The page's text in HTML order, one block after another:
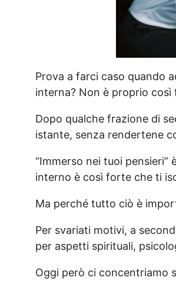
Prova a farci caso quando
interna? Non è proprio così
Dopo qualche frazione di
istante, senza rendertene
“Immerso nei tuoi pensieri”
interno è così forte che ti
Ma perché tutto ciò è
Per svariati motivi, a
per aspetti spirituali,
Oggi però ci concentriamo